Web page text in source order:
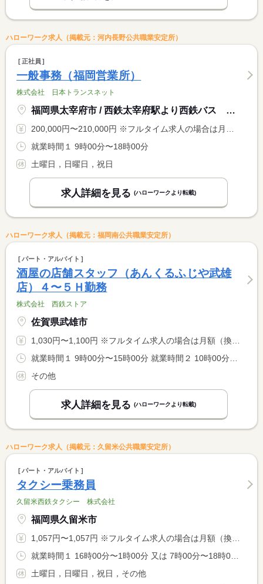
ハローワーク求人（掲載元：河内長野公共職業安定所）
正社員
一般事務（福岡営業所）
株式会社 日本トランスネット
福岡県太宰府市 / 西鉄太宰府駅より西鉄バス 只越バス停 下車徒歩８分
200,000円〜210,000円 ※フルタイム求人の場合は月額（換算額）、パート求人の場合は時間額を表示しています。
就業時間１ 9時00分〜18時00分
土曜日，日曜日，祝日
求人詳細を見る (ハローワークより転載)
ハローワーク求人（掲載元：福岡南公共職業安定所）
パート・アルバイト
酒屋の店舗スタッフ（あんくるふじや武雄
店）４〜５Ｈ勤務
株式会社 西鉄ストア
佐賀県武雄市
1,030円〜1,100円 ※フルタイム求人の場合は月額（換算額）、パート求人の場合は時間額を表示しています。
就業時間１ 9時00分〜15時00分 就業時間２ 10時00分〜16時00分 就業時間３ 15時00分〜20時00分 就業時間に関する特記事項 勤務時間相談応じます
その他
求人詳細を見る (ハローワークより転載)
ハローワーク求人（掲載元：久留米公共職業安定所）
パート・アルバイト
タクシー乗務員
久留米西鉄タクシー 株式会社
福岡県久留米市
1,057円〜1,057円 ※フルタイム求人の場合は月額（換算額）、パート求人の場合は時間額を表示しています。
就業時間１ 16時00分〜1時00分 又は 7時00分〜18時00分の時間の間の7時間程度 就業時間に関する特記事項 ●就業時間は相談に応じます
土曜日，日曜日，祝日，その他